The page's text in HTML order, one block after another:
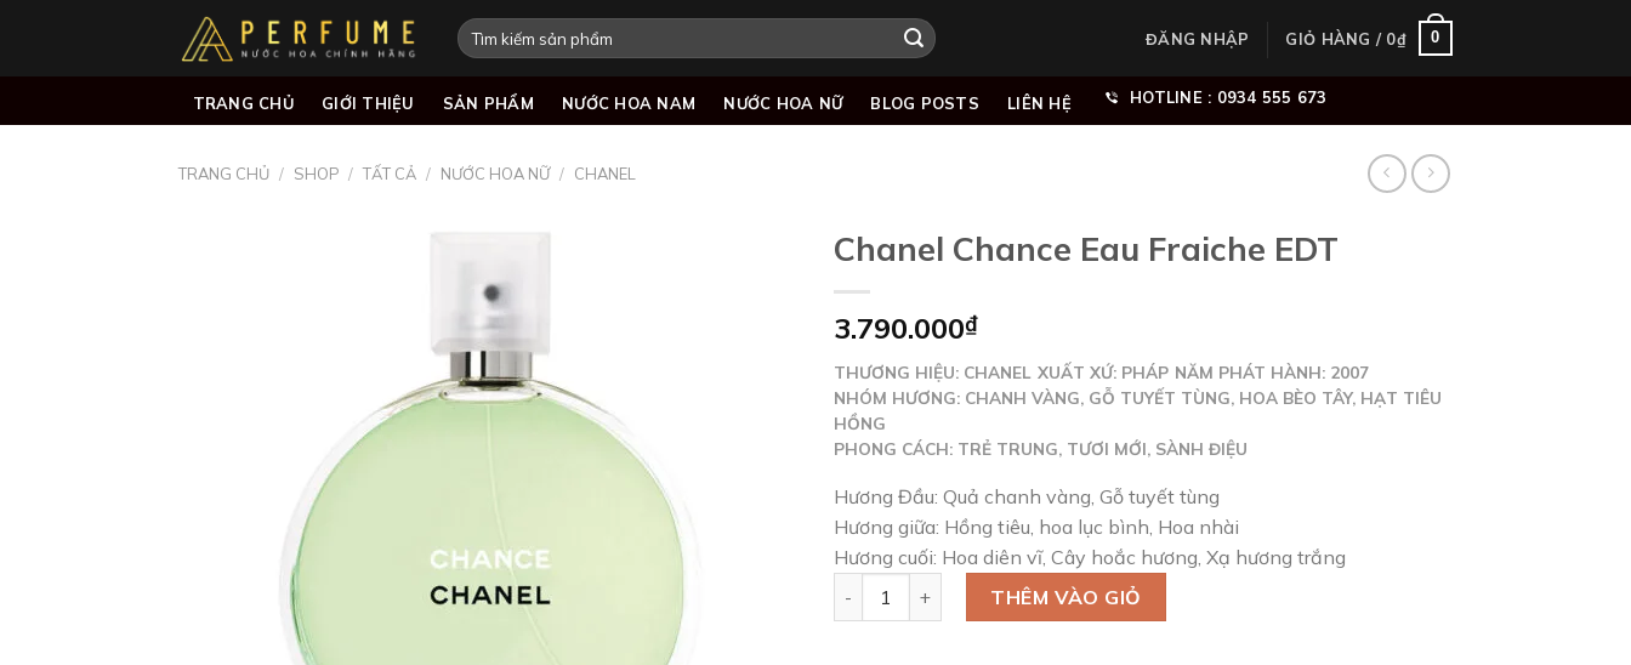
Tìm
kiếm:
ĐĂNG NHẬP GIỎ HÀNG / 0₫ 0
TRANG CHỦ GIỚI THIỆU SẢN PHẨM NƯỚC HOA NAM NƯỚC HOA NỮ BLOG POSTS LIÊN HỆ HOTLINE : 0934 555 673
TRANG CHỦ / SHOP / TẤT CẢ / NƯỚC HOA NỮ / CHANEL
Chanel Chance Eau Fraiche EDT
3.790.000₫
THƯƠNG HIỆU: CHANEL XUẤT XỨ: PHÁP NĂM PHÁT HÀNH: 2007
NHÓM HƯƠNG: CHANH VÀNG, GỖ TUYẾT TÙNG, HOA BÈO TÂY, HẠT TIÊU
HỒNG
PHONG CÁCH: TRẺ TRUNG, TƯƠI MỚI, SÀNH ĐIỆU
Hương Đầu: Quả chanh vàng, Gỗ tuyết tùng
Hương giữa: Hồng tiêu, hoa lục bình, Hoa nhài
Hương cuối: Hoa diên vĩ, Cây hoắc hương, Xạ hương trắng
Chanel Chance Eau Fraiche EDT số lượng
THÊM VÀO GIỎ